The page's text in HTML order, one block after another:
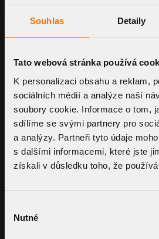
Souhlas Detaily
Tato webová stránka používá
K personalizaci obsahu a reklam,
sociálních médií a analýze naší
soubory cookie. Informace o tom,
sdílíme se svými partnery pro
a analýzy. Partneři tyto údaje
s dalšími informacemi, které jste
získali v důsledku toho, že
souhlasu
Nutné
OBJEKTS
Aus der Konfiguration kann
Objekt für Software wie
BEREIT FÜR DAS
Das resultierende Objekt ist
Einbindung in das Projekt,
Möglichkeit auszuwählen,
in das Modell übernommen